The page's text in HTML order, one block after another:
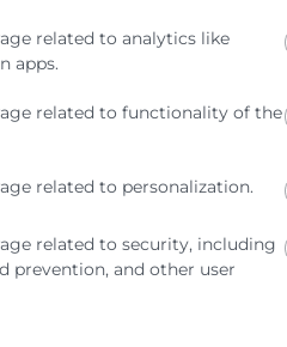
related to analytics like
apps.
related to functionality of the
related to personalization.
related to security, including
prevention, and other user
de
ha
Valencia,
territorial
García,
José
LEER MÁS